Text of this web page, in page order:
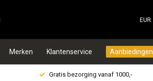
EUR
Merken Klantenservice Aanbiedingen
Gratis bezorging vanaf 1000,-